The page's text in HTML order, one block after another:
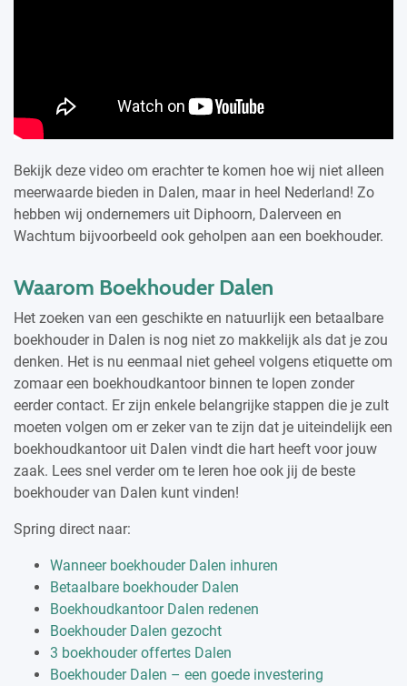
Bekijk deze video om erachter te komen hoe wij niet alleen
meerwaarde bieden in Dalen, maar in heel Nederland! Zo
hebben wij ondernemers uit Diphoorn, Dalerveen en
Wachtum bijvoorbeeld ook geholpen aan een boekhouder.
Waarom Boekhouder Dalen
Het zoeken van een geschikte en natuurlijk een betaalbare
boekhouder in Dalen is nog niet zo makkelijk als dat je zou
denken. Het is nu eenmaal niet geheel volgens etiquette om
zomaar een boekhoudkantoor binnen te lopen zonder
eerder contact. Er zijn enkele belangrijke stappen die je zult
moeten volgen om er zeker van te zijn dat je uiteindelijk een
boekhoudkantoor uit Dalen vindt die hart heeft voor jouw
zaak. Lees snel verder om te leren hoe ook jij de beste
boekhouder van Dalen kunt vinden!
Spring direct naar:
Wanneer boekhouder Dalen inhuren
Betaalbare boekhouder Dalen
Boekhoudkantoor Dalen redenen
Boekhouder Dalen gezocht
3 boekhouder offertes Dalen
Boekhouder Dalen – een goede investering